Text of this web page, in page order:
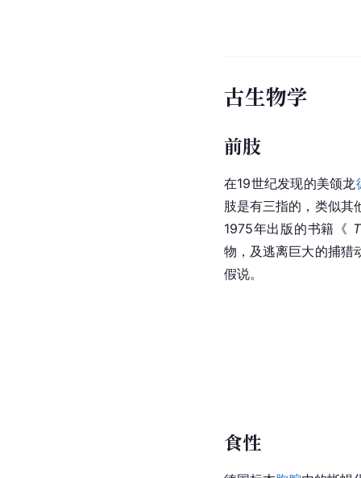
古生物学
前肢
在19世纪发现的美颌龙
肢是有三指的，类似其
1975年出版的书籍《
物，及逃离巨大的捕猎
假说。
食性